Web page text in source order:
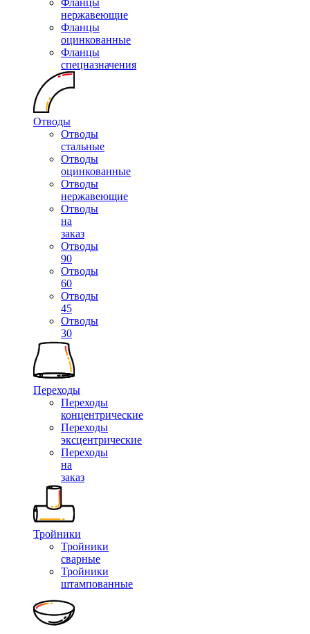
Фланцы
нержавеющие
Фланцы
оцинкованные
Фланцы
спецназначения
Отводы
Отводы
стальные
Отводы
оцинкованные
Отводы
нержавеющие
Отводы
на
заказ
Отводы
90
Отводы
60
Отводы
45
Отводы
30
Переходы
Переходы
концентрические
Переходы
эксцентрические
Переходы
на
заказ
Тройники
Тройники
сварные
Тройники
штампованные